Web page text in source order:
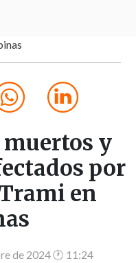
y
por
en
de 2024 🕐 11:24